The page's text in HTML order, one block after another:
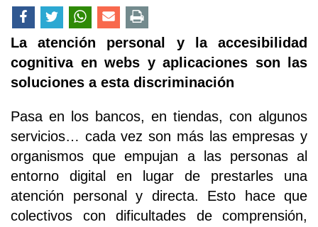
La atención personal y la accesibilidad
cognitiva en webs y aplicaciones son las
soluciones a esta discriminación
Pasa en los bancos, en tiendas, con algunos
servicios… cada vez son más las empresas y
organismos que empujan a las personas al
entorno digital en lugar de prestarles una
atención personal y directa. Esto hace que
colectivos con dificultades de comprensión,